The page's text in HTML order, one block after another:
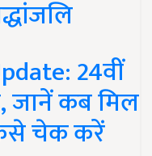
24वीं
जानें कब मिल
चेक करें